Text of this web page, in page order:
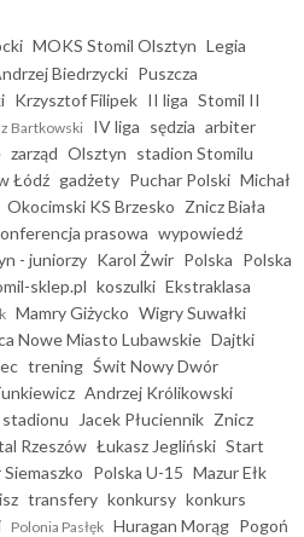
MOKS Stomil Olsztyn Legia
Biedrzycki Puszcza
Krzysztof Filipek II liga Stomil II
Bartkowski IV liga sędzia arbiter
zarząd Olsztyn stadion Stomilu
Łódź gadżety Puchar Polski Michał
Okocimski KS Brzesko Znicz Biała
prasowa wypowiedź
- juniorzy Karol Żwir Polska Polska
sklep.pl koszulki Ekstraklasa
Mamry Giżycko Wigry Suwałki
Nowe Miasto Lubawskie Dajtki
trening Świt Nowy Dwór
Andrzej Królikowski
Jacek Płuciennik Znicz
Rzeszów Łukasz Jegliński Start
Polska U-15 Mazur Ełk
transfery konkursy konkurs
Polonia Pasłęk Huragan Morąg Pogoń